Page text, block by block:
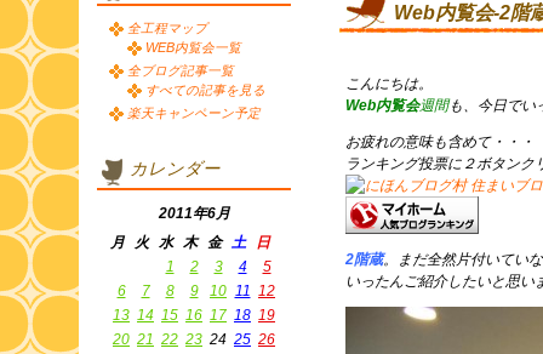
Web内覧会-2階
こんにちは。
Web内覧会週間も、今日でい
お疲れの意味も含めて・・・
ランキング投票に２ボタンク
2階蔵。まだ全然片付いてい
いったんご紹介したいと思い
全工程マップ
WEB内覧会一覧
全ブログ記事一覧
すべての記事を見る
楽天キャンペーン予定
カレンダー
2011年6月
月
火 水 木 金 土 日
1 2 3 4
5
6
7 8 9 10 11 12
13 14 15 16 17 18 19
20 21 22 23 24 25 26